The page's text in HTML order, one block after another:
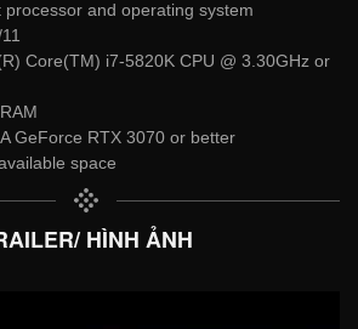
processor and operating system
Core(TM) i7-5820K CPU @ 3.30GHz or
GeForce RTX 3070 or better
space
HÌNH ẢNH